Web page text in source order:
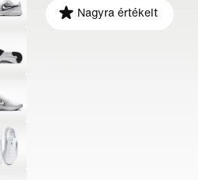
Nagyra értékelt